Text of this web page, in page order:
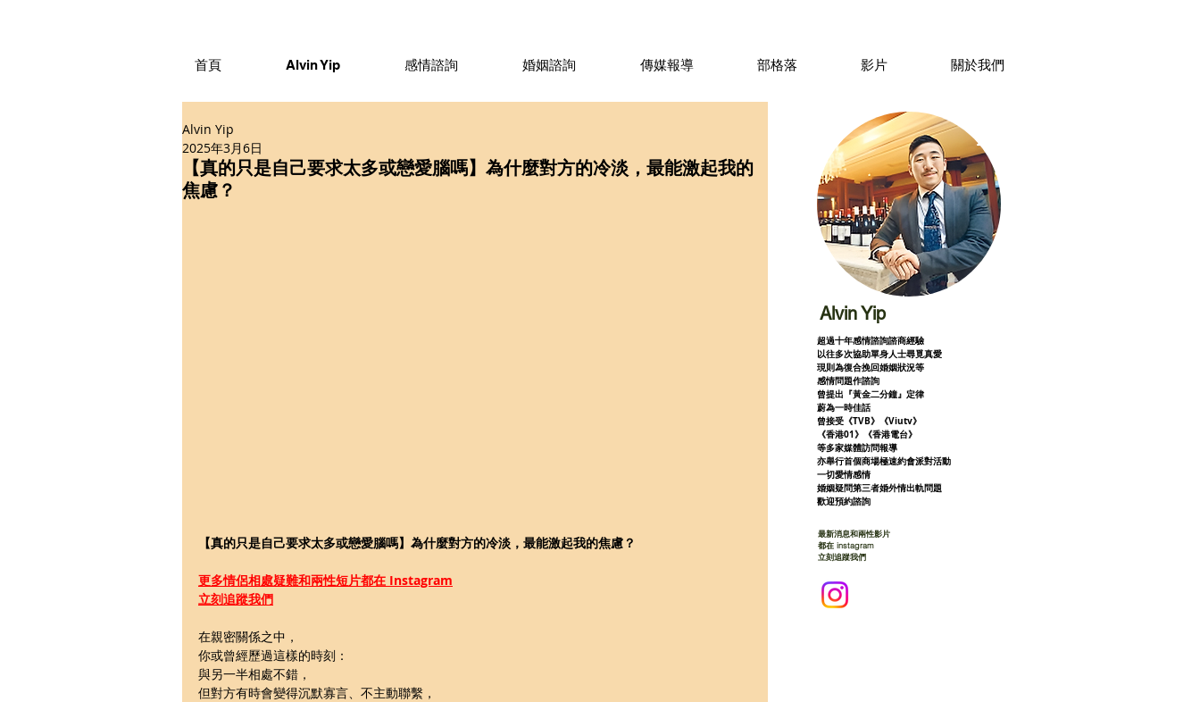
首頁 Alvin Yip 感情諮詢 婚姻諮詢 傳媒報導 部格落 影片 關於我們
【真的只是自己要求太多或戀愛腦嗎】為什麼對方的冷淡，最能激起我的
焦慮？
Alvin Yip
2025年3月6日
【真的只是自己要求太多或戀愛腦嗎】為什麼對方的冷淡，最能激起我的焦慮？
更多情侶相處疑難和兩性短片都在 Instagram
立刻追蹤我們
在親密關係之中，
你或曾經歷過這樣的時刻：
與另一半相處不錯，
但對方有時會變得沉默寡言、不主動聯繫，
Alvin Yip
超過十年感情諮詢諮商經驗
以往多次協助單身人士尋覓真愛
現則為復合挽回婚姻狀況等
感情問題作諮詢
曾提出『黃金二分鐘』定律
蔚為一時佳話
曾接受《TVB》《Viutv》
《香港01》
《香港電台》
等多家媒體訪問報導
亦舉行首個商場極速約會派對活動
一切愛情感情
婚姻疑問第三者婚外情出軌問題
歡迎預約諮詢
最新消息和兩性影片
都在 instagram
立刻追蹤我們